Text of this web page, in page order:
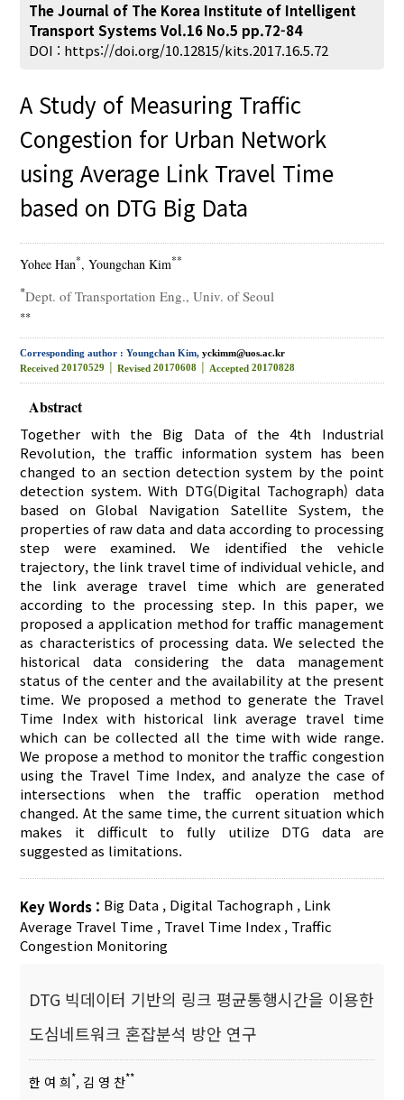
Search Advanced Search
The Journal of The Korea Institute of Intelligent
Transport Systems Vol.16 No.5 pp.72-84
DOI : https://doi.org/10.12815/kits.2017.16.5.72
A Study of Measuring Traffic
Congestion for Urban Network
using Average Link Travel Time
based on DTG Big Data
Yohee Han*, Youngchan Kim**
*Dept. of Transportation Eng., Univ. of Seoul
**
Corresponding author : Youngchan Kim,yckimm@uos.ac.kr
Received 20170529 │Revised 20170608 │ Accepted 20170828
Abstract
Together with the Big Data of the 4th Industrial
Revolution, the traffic information system has been
changed to an section detection system by the point
detection system. With DTG(Digital Tachograph) data
based on Global Navigation Satellite System, the
properties of raw data and data according to processing
step were examined. We identified the vehicle
trajectory, the link travel time of individual vehicle, and
the link average travel time which are generated
according to the processing step. In this paper, we
proposed a application method for traffic management
as characteristics of processing data. We selected the
historical data considering the data management
status of the center and the availability at the present
time. We proposed a method to generate the Travel
Time Index with historical link average travel time
which can be collected all the time with wide range.
We propose a method to monitor the traffic congestion
using the Travel Time Index, and analyze the case of
intersections when the traffic operation method
changed. At the same time, the current situation which
makes it difficult to fully utilize DTG data are
suggested as limitations.
Key Words : Big Data , Digital Tachograph , Link
Average Travel Time , Travel Time Index , Traffic
Congestion Monitoring
DTG 빅데이터 기반의 링크 평균통행시간을 이용한
도심네트워크 혼잡분석 방안 연구
한 여 희*, 김 영 찬**